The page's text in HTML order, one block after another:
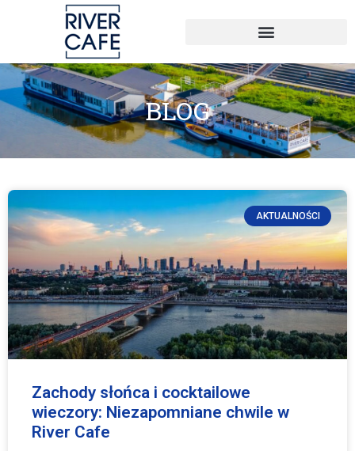
BLOG
AKTUALNOŚCI
Zachody słońca i cocktailowe
wieczory: Niezapomniane chwile w
River Cafe